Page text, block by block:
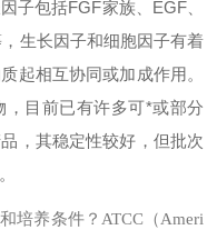
子包括FGF家族、EGF、
生长因子和细胞因子有着
起相互协同或加成作用。
，目前已有许多可*或部分
，其稳定性较好，但批次
培养条件？ ATCC（Ameri